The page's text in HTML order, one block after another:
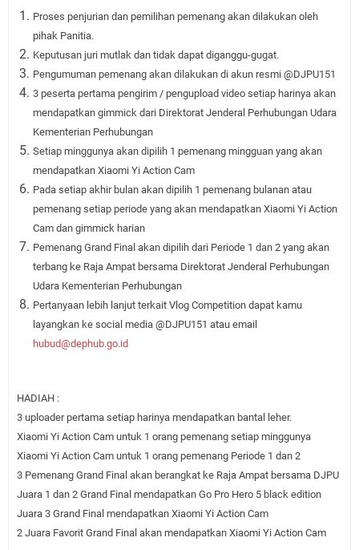
Proses penjurian dan pemilihan pemenang akan dilakukan oleh
pihak Panitia.
Keputusan juri mutlak dan tidak dapat diganggu-gugat.
Pengumuman pemenang akan dilakukan di akun resmi @DJPU151
3 peserta pertama pengirim / pengupload video setiap harinya akan
mendapatkan gimmick dari Direktorat Jenderal Perhubungan Udara
Kementerian Perhubungan
Setiap minggunya akan dipilih 1 pemenang mingguan yang akan
mendapatkan Xiaomi Yi Action Cam
Pada setiap akhir bulan akan dipilih 1 pemenang bulanan atau
pemenang setiap periode yang akan mendapatkan Xiaomi Yi Action
Cam dan gimmick harian
Pemenang Grand Final akan dipilih dari Periode 1 dan 2 yang akan
terbang ke Raja Ampat bersama Direktorat Jenderal Perhubungan
Udara Kementerian Perhubungan
Pertanyaan lebih lanjut terkait Vlog Competition dapat kamu
layangkan ke social media @DJPU151 atau email
hubud@dephub.go.id
HADIAH :
3 uploader pertama setiap harinya mendapatkan bantal leher.
Xiaomi Yi Action Cam untuk 1 orang pemenang setiap minggunya
Xiaomi Yi Action Cam untuk 1 orang pemenang Periode 1 dan 2
3 Pemenang Grand Final akan berangkat ke Raja Ampat bersama DJPU
Juara 1 dan 2 Grand Final mendapatkan Go Pro Hero 5 black edition
Juara 3 Grand Final mendapatkan Xiaomi Yi Action Cam
2 Juara Favorit Grand Final akan mendapatkan Xiaomi Yi Action Cam